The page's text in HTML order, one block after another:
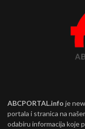
ABCPORTAL.info je
portala i stranica na
odabiru informacija koje